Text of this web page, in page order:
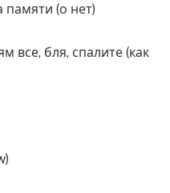
памяти (о нет)
все, бля, спалите (как